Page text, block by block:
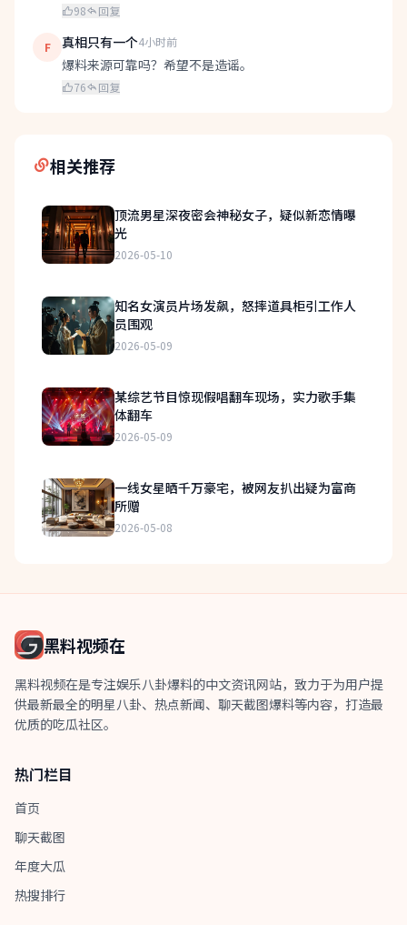
98 回复
F 真相只有一个4小时前
爆料来源可靠吗？希望不是造谣。
76 回复
相关推荐
顶流男星深夜密会神秘女子，疑似新恋情曝
光
2026-05-10
知名女演员片场发飙，怒摔道具柜引工作人
员围观
2026-05-09
某综艺节目惊现假唱翻车现场，实力歌手集
体翻车
2026-05-09
一线女星晒千万豪宅，被网友扒出疑为富商
所赠
2026-05-08
黑料视频在
黑料视频在是专注娱乐八卦爆料的中文资讯网站，致力于为用户提
供最新最全的明星八卦、热点新闻、聊天截图爆料等内容，打造最
优质的吃瓜社区。
热门栏目
首页
聊天截图
年度大瓜
热搜排行